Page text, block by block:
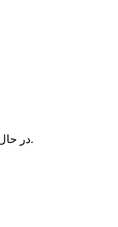
در حال حاضر سبد خرید شما خالی می‌باشد.